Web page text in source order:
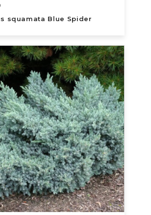
squamata Blue Spider